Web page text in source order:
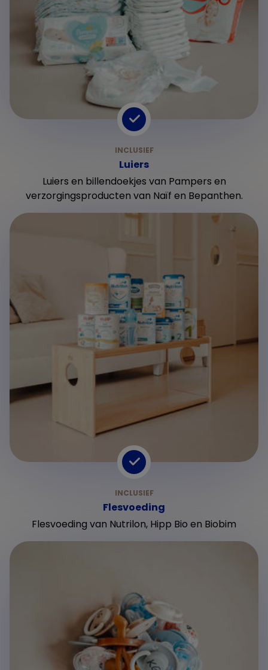
Luiers
Luiers en billendoekjes van Pampers en
verzorgingsproducten van Naïf en Bepanthen.
Flesvoeding
Flesvoeding van Nutrilon, Hipp Bio en Biobim